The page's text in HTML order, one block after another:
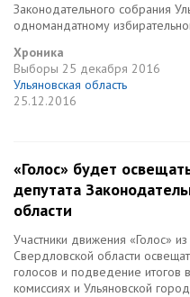
Законодательного собрания
одномандатному
Хроника
Выборы 25 декабря 2016
Ульяновская область
25.12.2016
«Голос» будет
депутата
области
Участники движения «Голос»
Свердловской области
голосов и подведение итогов
комиссиях и Ульяновской